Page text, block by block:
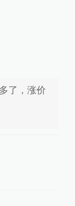
了，涨价